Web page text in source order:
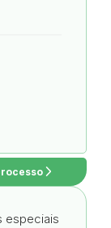
arrow_forward_ios
especiais